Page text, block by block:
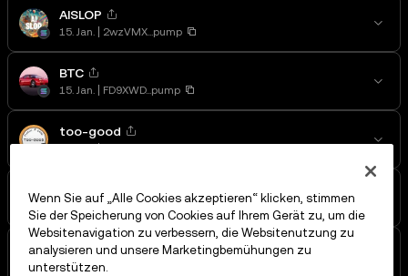
AISLOP
15. Jan. 2wzVMX...pump
BTC
15. Jan. FD9XWD...pump
too-good
24oUAU...pump
it
15. Jan. BFttN8...pump
Wenn Sie auf „Alle Cookies akzeptieren“ klicken, stimmen
Sie der Speicherung von Cookies auf Ihrem Gerät zu, um die
Websitenavigation zu verbessern, die Websitenutzung zu
analysieren und unsere Marketingbemühungen zu
unterstützen.